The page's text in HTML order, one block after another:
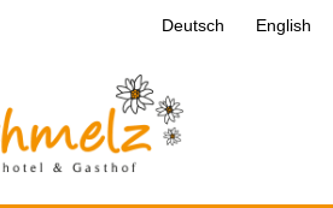
Deutsch English